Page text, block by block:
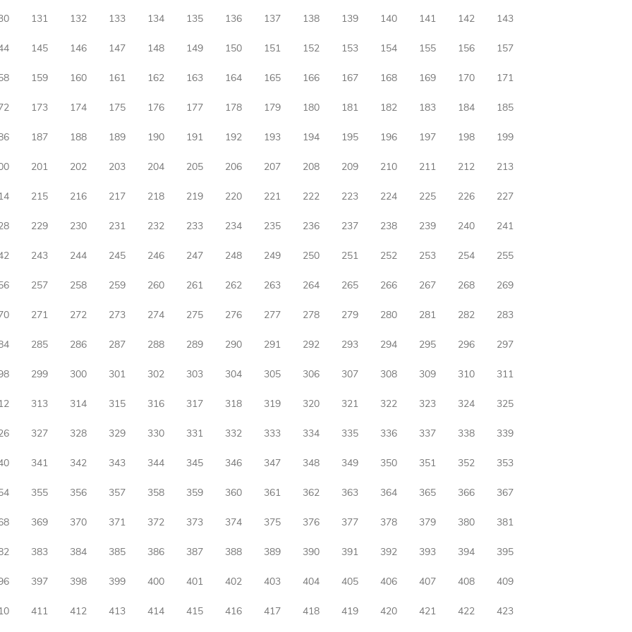
131 132 133 134 135 136 137 138 139 140 141 142 143
145 146 147 148 149 150 151 152 153 154 155 156 157
159 160 161 162 163 164 165 166 167 168 169 170 171
173 174 175 176 177 178 179 180 181 182 183 184 185
187 188 189 190 191 192 193 194 195 196 197 198 199
201 202 203 204 205 206 207 208 209 210 211 212 213
215 216 217 218 219 220 221 222 223 224 225 226 227
229 230 231 232 233 234 235 236 237 238 239 240 241
243 244 245 246 247 248 249 250 251 252 253 254 255
257 258 259 260 261 262 263 264 265 266 267 268 269
271 272 273 274 275 276 277 278 279 280 281 282 283
285 286 287 288 289 290 291 292 293 294 295 296 297
299 300 301 302 303 304 305 306 307 308 309 310 311
313 314 315 316 317 318 319 320 321 322 323 324 325
327 328 329 330 331 332 333 334 335 336 337 338 339
341 342 343 344 345 346 347 348 349 350 351 352 353
355 356 357 358 359 360 361 362 363 364 365 366 367
369 370 371 372 373 374 375 376 377 378 379 380 381
383 384 385 386 387 388 389 390 391 392 393 394 395
397 398 399 400 401 402 403 404 405 406 407 408 409
411 412 413 414 415 416 417 418 419 420 421 422 423